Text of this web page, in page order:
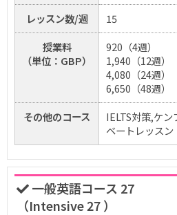
レッスン数/週
15
授業料
（単位：GBP）
920（4週）
1,940（12週）
4,080（24週）
6,650（48週）
その他のコース
IELTS対策,ケ
ベートレッスン
一般英語コース 27
（Intensive 27 ）